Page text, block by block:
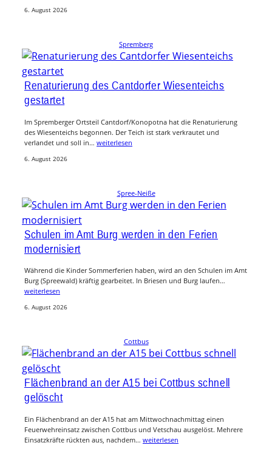
6. August 2026
Spremberg
Renaturierung des Cantdorfer Wiesenteichs
gestartet
Im Spremberger Ortsteil Cantdorf/Konopotna hat die Renaturierung
des Wiesenteichs begonnen. Der Teich ist stark verkrautet und
verlandet und soll in… weiterlesen
6. August 2026
Spree-Neiße
Schulen im Amt Burg werden in den Ferien
modernisiert
Während die Kinder Sommerferien haben, wird an den Schulen im Amt
Burg (Spreewald) kräftig gearbeitet. In Briesen und Burg laufen…
weiterlesen
6. August 2026
Cottbus
Flächenbrand an der A15 bei Cottbus schnell
gelöscht
Ein Flächenbrand an der A15 hat am Mittwochnachmittag einen
Feuerwehreinsatz zwischen Cottbus und Vetschau ausgelöst. Mehrere
Einsatzkräfte rückten aus, nachdem… weiterlesen